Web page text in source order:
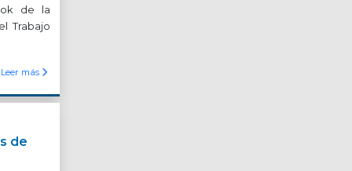
de la
Trabajo
Leer más
de